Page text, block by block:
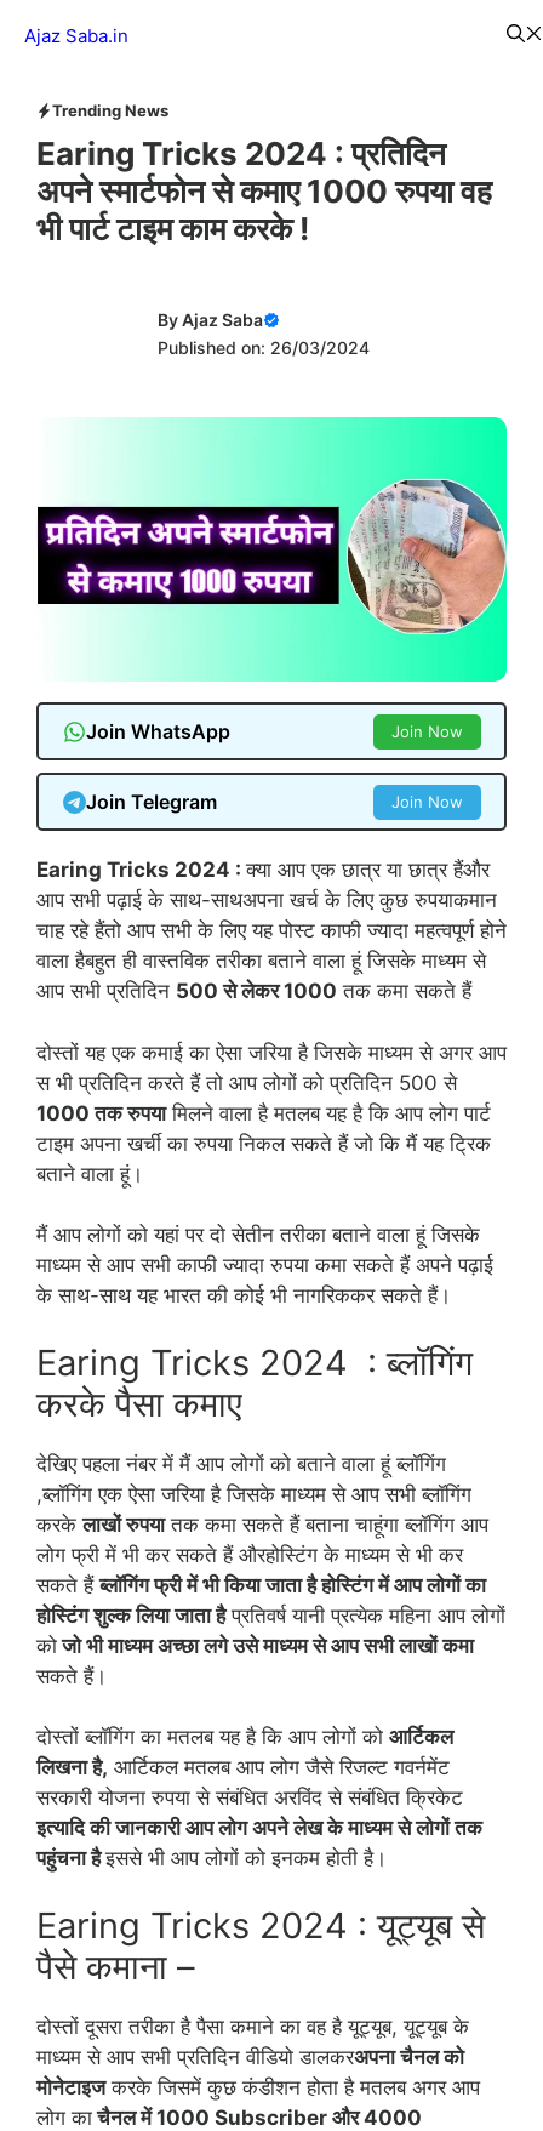
Ajaz Saba.in
Trending News
Earing Tricks 2024 : प्रतिदिन
अपने स्मार्टफोन से कमाए 1000 रुपया वह
भी पार्ट टाइम काम करके !
ByAjaz Saba
Published on: 26/03/2024
Join WhatsApp Join Now
Join Telegram Join Now
Earing Tricks 2024 :क्या आप एक छात्र या छात्र हैंऔर
आप सभी पढ़ाई के साथ-साथअपना खर्च के लिए कुछ रुपयाकमान
चाह रहे हैंतो आप सभी के लिए यह पोस्ट काफी ज्यादा महत्वपूर्ण होने
वाला हैबहुत ही वास्तविक तरीका बताने वाला हूं जिसके माध्यम से
आप सभी प्रतिदिन 500 से लेकर 1000 तक कमा सकते हैं
दोस्तों यह एक कमाई का ऐसा जरिया है जिसके माध्यम से अगर आप
स भी प्रतिदिन करते हैं तो आप लोगों को प्रतिदिन 500 से
1000 तक रुपयामिलने वाला है मतलब यह है कि आप लोग पार्ट
टाइम अपना खर्ची का रुपया निकल सकते हैं जो कि मैं यह ट्रिक
बताने वाला हूं।
मैं आप लोगों को यहां पर दो सेतीन तरीका बताने वाला हूं जिसके
माध्यम से आप सभी काफी ज्यादा रुपया कमा सकते हैं अपने पढ़ाई
के साथ-साथ यह भारत की कोई भी नागरिककर सकते हैं।
Earing Tricks 2024 : ब्लॉगिंग
करके पैसा कमाए
देखिए पहला नंबर में मैं आप लोगों को बताने वाला हूं ब्लॉगिंग
,ब्लॉगिंग एक ऐसा जरिया है जिसके माध्यम से आप सभी ब्लॉगिंग
करकेलाखों रुपयातक कमा सकते हैं बताना चाहूंगा ब्लॉगिंग आप
लोग फ्री में भी कर सकते हैं औरहोस्टिंग के माध्यम से भी कर
सकते हैंब्लॉगिंग फ्री में भी किया जाता है होस्टिंग में आप लोगों का
होस्टिंग शुल्क लिया जाता हैप्रतिवर्ष यानी प्रत्येक महिना आप लोगों
कोजो भी माध्यम अच्छा लगे उसे माध्यम से आप सभी लाखों कमा
सकते हैं।
दोस्तों ब्लॉगिंग का मतलब यह है कि आप लोगों को आर्टिकल
लिखना है, आर्टिकल मतलब आप लोग जैसे रिजल्ट गवर्नमेंट
सरकारी योजना रुपया से संबंधित अरविंद से संबंधित क्रिकेट
इत्यादि की जानकारी आप लोग अपने लेख के माध्यम से लोगों तक
पहुंचना हैइससे भी आप लोगों को इनकम होती है।
Earing Tricks 2024 : यूट्यूब से
पैसे कमाना –
दोस्तों दूसरा तरीका है पैसा कमाने का वह है यूट्यूब, यूट्यूब के
माध्यम से आप सभी प्रतिदिन वीडियो डालकरअपना चैनल को
मोनेटाइजकरके जिसमें कुछ कंडीशन होता है मतलब अगर आप
लोग काचैनल में 1000 Subscriber और 4000